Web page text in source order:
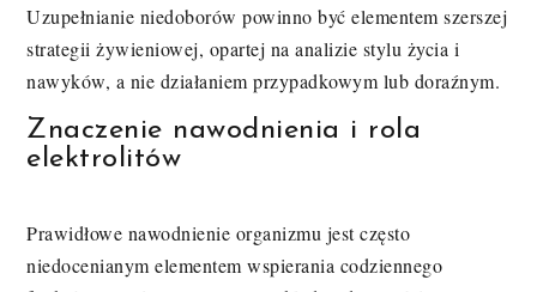
Uzupełnianie niedoborów powinno być elementem szerszej
strategii żywieniowej, opartej na analizie stylu życia i
nawyków, a nie działaniem przypadkowym lub doraźnym.
Znaczenie nawodnienia i rola
elektrolitów
Prawidłowe nawodnienie organizmu jest często
niedocenianym elementem wspierania codziennego